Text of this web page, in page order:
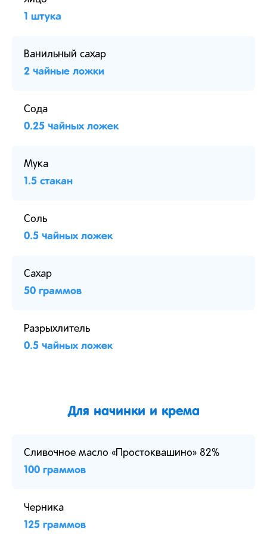
1 штука
Ванильный сахар
2 чайные ложки
Сода
0.25 чайных ложек
Мука
1.5 стакан
Соль
0.5 чайных ложек
Сахар
50 граммов
Разрыхлитель
0.5 чайных ложек
Для начинки и крема
Сливочное масло «Простоквашино» 82%
100 граммов
Черника
125 граммов